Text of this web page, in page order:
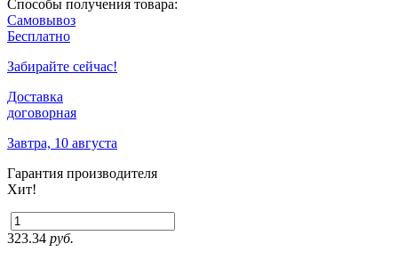
Способы получения товара:
Самовывоз
Бесплатно
Забирайте сейчас!
Доставка
договорная
Завтра, 10 августа
Гарантия производителя
Хит!
323.34 руб.